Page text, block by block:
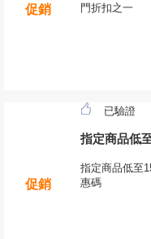
促銷
門折扣之一
促銷
已驗證
指定商品低
指定商品低至
惠碼